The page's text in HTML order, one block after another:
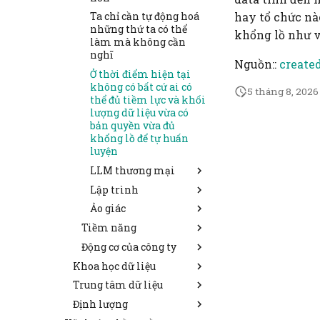
Ta chỉ cần tự động hoá
những thứ ta có thể
làm mà không cần
nghĩ
Ở thời điểm hiện tại
không có bất cứ ai có
thể đủ tiềm lực và khối
lượng dữ liệu vừa có
bản quyền vừa đủ
khổng lồ để tự huấn
luyện
LLM thương mại
Chatbot LLM nào
cũng dẫn sai thông
tin khoảng 60％.
Riêng Grok là tới
Các LLM thương mại
sẽ có chất lượng
giảm dần do bị huấn
luyện từ dữ liệu của
LLM
Lập trình
Khi nào các công ty
LLM không còn
tuyển lập trình viên
nữa thì lúc đó nó mới
đủ khả năng code
LLM gần như không
có khả năng tự sửa
lỗi code
Ảo giác
Bài kiểm tra Turing
được thiết kế cho
những thứ biết nghĩ,
không phải cho thứ
không biết nghĩ
Con người xem
mệnh đề phủ định
Tiềm năng
AGI không thể được tạo
bởi LLM, vì các kiến
thức mới là ngôn ngữ
nhỏ
AI giống như công
nghệ tua bin. Gắn nó
Động cơ của công ty
Nếu LLM được huấn
luyện có chọn lọc, nó có
thể bị bẻ theo ý của
người tạo ra nó. Nếu
LLM được huấn luyện
Khoa học dữ liệu
Cái gọi là khoa học dữ
liệu đúng ra chỉ là kỹ
thuật dữ liệu
Trung tâm dữ liệu
40％ lượng điện của các
trung tâm dữ liệu là để
Định lượng
hay tổ chức
khổng lồ như
Nguồn::
5 tháng 8, 2026